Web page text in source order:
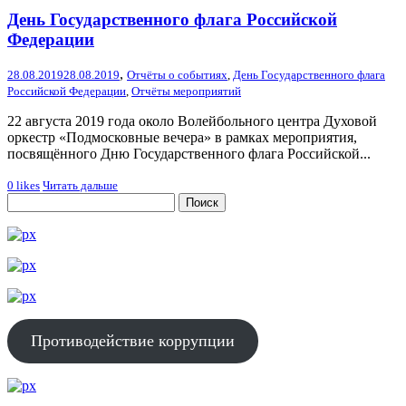
День Государственного флага Российской
Федерации
28.08.201928.08.2019, Отчёты о событиях, День Государственного флага
Российской Федерации, Отчёты мероприятий
22 августа 2019 года около Волейбольного центра Духовой
оркестр «Подмосковные вечера» в рамках мероприятия,
посвящённого Дню Государственного флага Российской...
0 likes Читать дальше
Противодействие коррупции